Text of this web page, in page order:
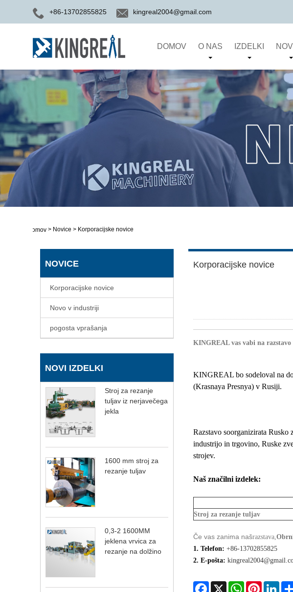
+86-13702855825 kingreal2004@gmail.com
DOMOV O NAS IZDELKI
domov > Novice > Korporacijske novice
NOVICE
Korporacijske novice
Novo v industriji
pogosta vprašanja
NOVI IZDELKI
Stroj za rezanje
tuljav iz nerjavečega
jekla
1600 mm stroj za
rezanje tuljav
0,3-2 1600MM
jeklena vrvica za
rezanje na dolžino
Korporacijske novice
KINGREAL vas vabi na
KINGREAL bo sodeloval na
(Krasnaya Presnya) v Rusiji.
Razstavo soorganizirata Rusko
industrijo in trgovino, Ruske
strojev.
Naš značilni izdelek:
Stroj za rezanje tuljav
Če vas zanima našrazstava,
1. Telefon: +86-13702855825
2. E-pošta:
Facebook
X WhatsAppPinterest